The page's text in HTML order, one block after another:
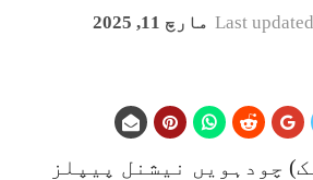
Last updated مارچ 11, 2025
چودہویں نیشنل پیپلز